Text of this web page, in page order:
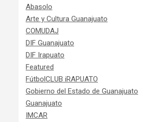
Abasolo
Arte y Cultura Guanajuato
COMUDAJ
DIF Guanajuato
DIF Irapuato
Featured
FútbolCLUB iRAPUATO
Gobierno del Estado de Guanajuato
Guanajuato
IMCAR